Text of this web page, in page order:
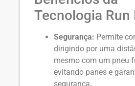
Tecnologia Run
Segurança: Permite
dirigindo por uma
mesmo com um pneu
evitando panes e
segurança.